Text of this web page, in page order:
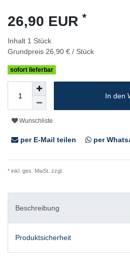
26,90 EUR *
Inhalt 1 Stück
Grundpreis 26,90 € / Stück
sofort lieferbar
In den
Wunschliste
per E-Mail teilen per
* inkl. ges. MwSt. zzgl.
Beschreibung
Produktsicherheit